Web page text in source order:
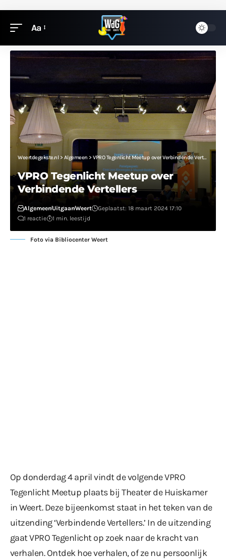
Aa
Weertdegekste.nl > Algemeen > VPRO Tegenlicht Meetup over Verbindende Vertellers
VPRO Tegenlicht Meetup over
Verbindende Vertellers
AlgemeenUitgaanWeert
Geplaatst: 18 maart 2024 17:10
1 reactie
1 min. leestijd
Foto via Bibliocenter Weert
Op donderdag 4 april vindt de volgende VPRO
Tegenlicht Meetup plaats bij Theater de Huiskamer
in Weert. Deze bijeenkomst staat in het teken van de
uitzending ‘Verbindende Vertellers.’ In de uitzending
gaat VPRO Tegenlicht op zoek naar de kracht van
verhalen. Ontdek hoe verhalen, of ze nu persoonlijk